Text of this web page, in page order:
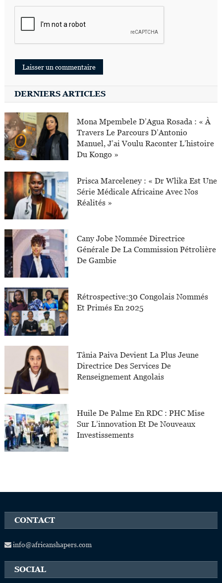
DERNIERS ARTICLES
Mona Mpembele D’Agua Rosada : « À
Travers Le Parcours D’Antonio
Manuel, J’ai Voulu Raconter L’histoire
Du Kongo »
Prisca Marceleney : « Dr Wlika Est Une
Série Médicale Africaine Avec Nos
Réalités »
Cany Jobe Nommée Directrice
Générale De La Commission Pétrolière
De Gambie
Rétrospective:30 Congolais Nommés
Et Primés En 2025
Tânia Paiva Devient La Plus Jeune
Directrice Des Services De
Renseignement Angolais
Huile De Palme En RDC : PHC Mise
Sur L’innovation Et De Nouveaux
Investissements
CONTACT
info@africanshapers.com
SOCIAL